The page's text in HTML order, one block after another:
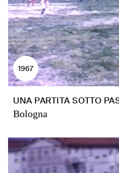
1967
UNA PARTITA SOTTO
Bologna